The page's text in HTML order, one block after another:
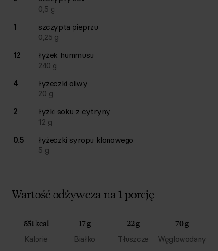
0,5 g
1
szczypta pieprzu
0,25 g
12
łyżek hummusu
240 g
4
łyżeczki oliwy
20 g
2
łyżki soku z cytryny
12 g
0,5
łyżeczki syropu klonowego
5 g
Wartość odżywcza na 1 porcję
551 kcal
Kalorie
17 g
Białko
22 g
Tłuszcze
70 g
Węglowodany